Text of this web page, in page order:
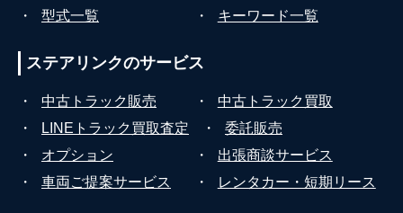
・ 型式一覧 ・ キーワード一覧
ステアリンクのサービス
・ 中古トラック販売 ・
中古トラック買取
・
LINEトラック買取査定 ・
委託販売
・
オプション ・
出張商談サービス
・
車両ご提案サービス ・ レンタカー・短期リース